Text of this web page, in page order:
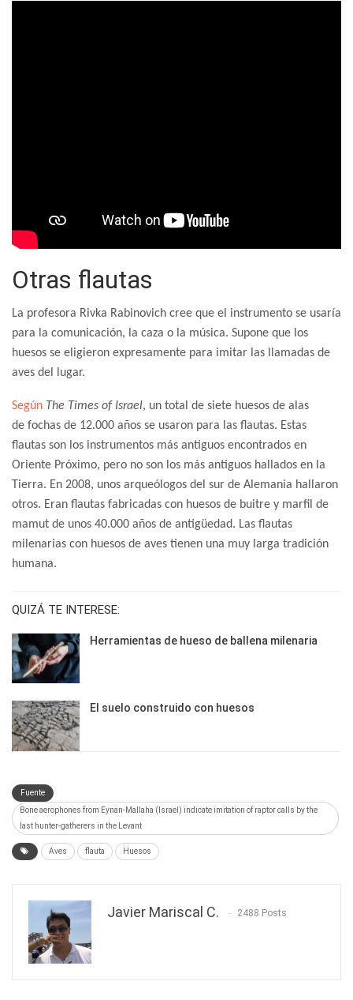
Otras flautas
La profesora Rivka Rabinovich cree que el instrumento se usaría
para la comunicación, la caza o la música. Supone que los
huesos se eligieron expresamente para imitar las llamadas de
aves del lugar.
Según The Times of Israel, un total de siete huesos de alas
de fochas de 12.000 años se usaron para las flautas. Estas
flautas son los instrumentos más antiguos encontrados en
Oriente Próximo, pero no son los más antiguos hallados en la
Tierra. En 2008, unos arqueólogos del sur de Alemania hallaron
otros. Eran flautas fabricadas con huesos de buitre y marfil de
mamut de unos 40.000 años de antigüedad. Las flautas
milenarias con huesos de aves tienen una muy larga tradición
humana.
QUIZÁ TE INTERESE:
Herramientas de hueso de ballena milenaria
El suelo construido con huesos
Fuente
Bone aerophones from Eynan-Mallaha (Israel) indicate imitation of raptor calls by the
last hunter-gatherers in the Levant
Aves flauta Huesos
Javier Mariscal C. 2488 Posts